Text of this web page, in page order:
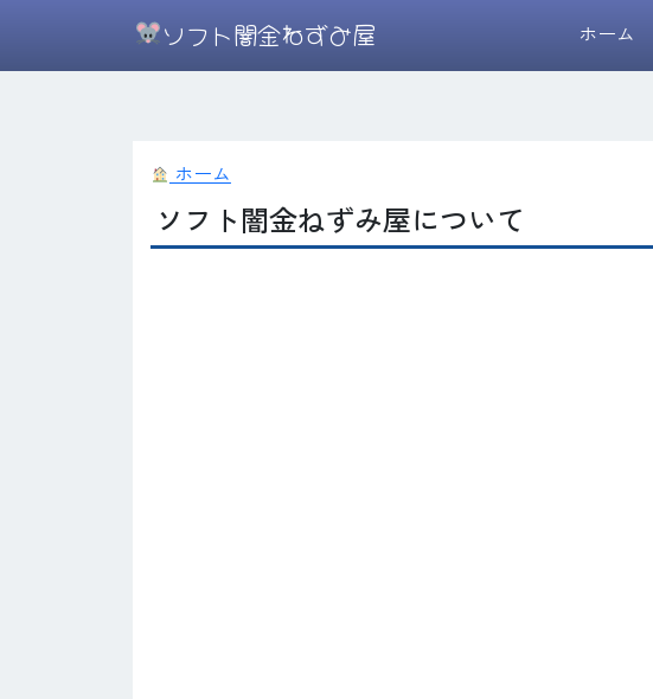
ソフト闇金ねずみ屋 ホーム
ホーム
ソフト闇金ねずみ屋について